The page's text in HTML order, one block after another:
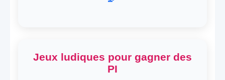
Jeux ludiques pour gagner des
PI